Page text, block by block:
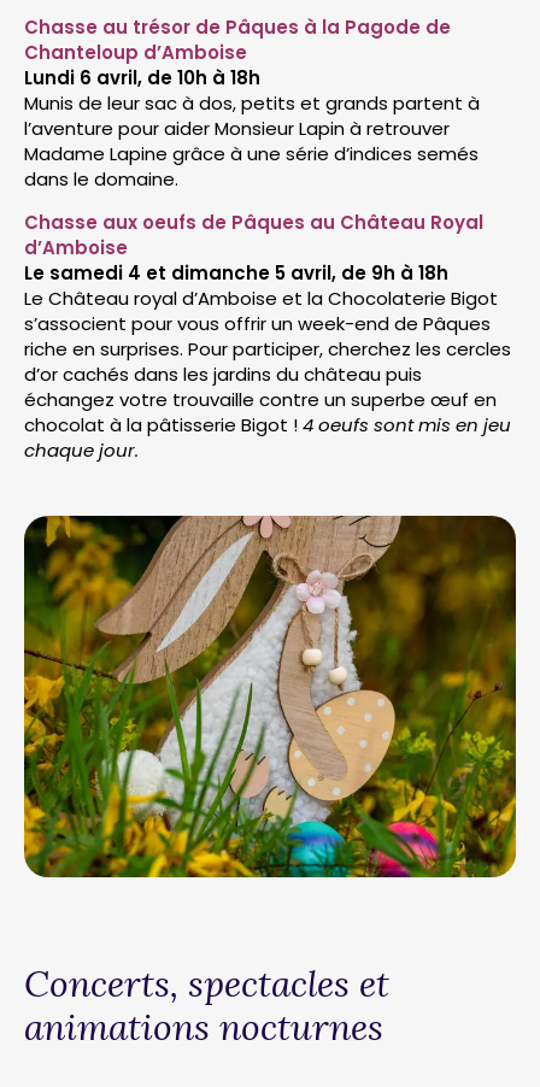
Chasse au trésor de Pâques à la Pagode de
Chanteloup d’Amboise
Lundi 6 avril, de 10h à 18h
Munis de leur sac à dos, petits et grands partent à
l’aventure pour aider Monsieur Lapin à retrouver
Madame Lapine grâce à une série d’indices semés
dans le domaine.
Chasse aux oeufs de Pâques au Château Royal
d’Amboise
Le samedi 4 et dimanche 5 avril, de 9h à 18h
Le Château royal d’Amboise et la Chocolaterie Bigot
s’associent pour vous offrir un week-end de Pâques
riche en surprises. Pour participer, cherchez les cercles
d’or cachés dans les jardins du château puis
échangez votre trouvaille contre un superbe œuf en
chocolat à la pâtisserie Bigot !4 oeufs sont mis en jeu
chaque jour.
Concerts, spectacles et
animations nocturnes